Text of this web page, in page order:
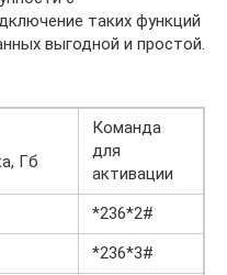
таких функций
выгодной и простой.
Гб
Команда
для
активации
*236*2#
*236*3#